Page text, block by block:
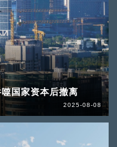
国家资本后撤离
2025-08-08